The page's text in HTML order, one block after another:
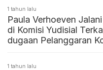
1 tahun lalu
Paula Verhoeven
di Komisi Yudisial
dugaan Pelanggaran
1 tahun lalu